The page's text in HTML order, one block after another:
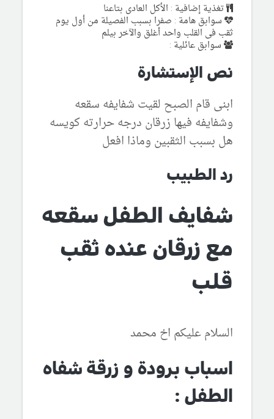
تغذية إضافية : الأكل العادى بتاعنا
سوابق هامة : صفرا بسبب الفصيلة من أول يوم
ثقب فى القلب واحد أغلق والآخر بيلم
سوابق عائلية :
نص الإستشارة
ابنى قام الصبح لقيت شفايفه سقعه
وشفايفه فيها زرقان درجه حرارته كويسه
هل بسبب الثقبين وماذا افعل
رد الطبيب
شفايف الطفل سقعه
مع زرقان عنده ثقب
قلب
السلام عليكم اخ محمد
اسباب برودة و زرقة شفاه
الطفل :